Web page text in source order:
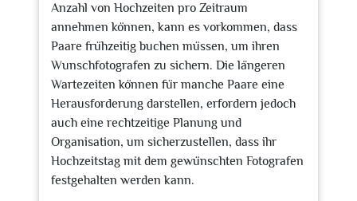
Anzahl von Hochzeiten pro Zeitraum
annehmen können, kann es vorkommen, dass
Paare frühzeitig buchen müssen, um ihren
Wunschfotografen zu sichern. Die längeren
Wartezeiten können für manche Paare eine
Herausforderung darstellen, erfordern jedoch
auch eine rechtzeitige Planung und
Organisation, um sicherzustellen, dass ihr
Hochzeitstag mit dem gewünschten Fotografen
festgehalten werden kann.